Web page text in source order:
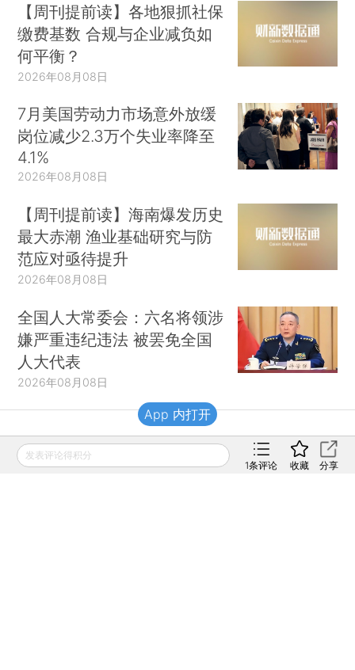
【周刊提前读】各地狠抓社保
缴费基数 合规与企业减负如
何平衡？
2026年08月08日
7月美国劳动力市场意外放缓
岗位减少2.3万个失业率降至
4.1%
2026年08月08日
【周刊提前读】海南爆发历史
最大赤潮 渔业基础研究与防
范应对亟待提升
2026年08月08日
全国人大常委会：六名将领涉
嫌严重违纪违法 被罢免全国
人大代表
2026年08月08日
财新移动
发表评论得积分
1条评论 收藏 分享
App 内打开